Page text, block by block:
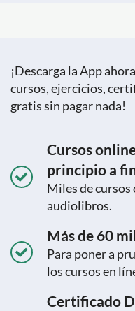
¡Descarga la App
cursos, ejercicios,
gratis sin pagar nada!
Cursos
principio a
Miles de cursos
audiolibros.
Más de 60
Para poner a
los cursos en
Certificado